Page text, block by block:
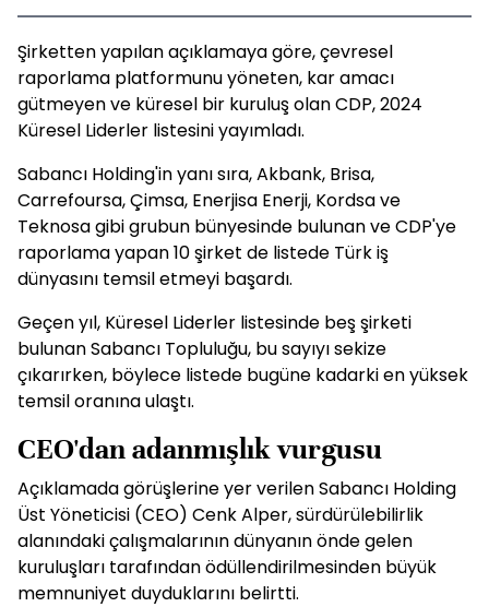
Şirketten yapılan açıklamaya göre, çevresel
raporlama platformunu yöneten, kar amacı
gütmeyen ve küresel bir kuruluş olan CDP, 2024
Küresel Liderler listesini yayımladı.
Sabancı Holding'in yanı sıra, Akbank, Brisa,
Carrefoursa, Çimsa, Enerjisa Enerji, Kordsa ve
Teknosa gibi grubun bünyesinde bulunan ve CDP'ye
raporlama yapan 10 şirket de listede Türk iş
dünyasını temsil etmeyi başardı.
Geçen yıl, Küresel Liderler listesinde beş şirketi
bulunan Sabancı Topluluğu, bu sayıyı sekize
çıkarırken, böylece listede bugüne kadarki en yüksek
temsil oranına ulaştı.
CEO'dan adanmışlık vurgusu
Açıklamada görüşlerine yer verilen Sabancı Holding
Üst Yöneticisi (CEO) Cenk Alper, sürdürülebilirlik
alanındaki çalışmalarının dünyanın önde gelen
kuruluşları tarafından ödüllendirilmesinden büyük
memnuniyet duyduklarını belirtti.